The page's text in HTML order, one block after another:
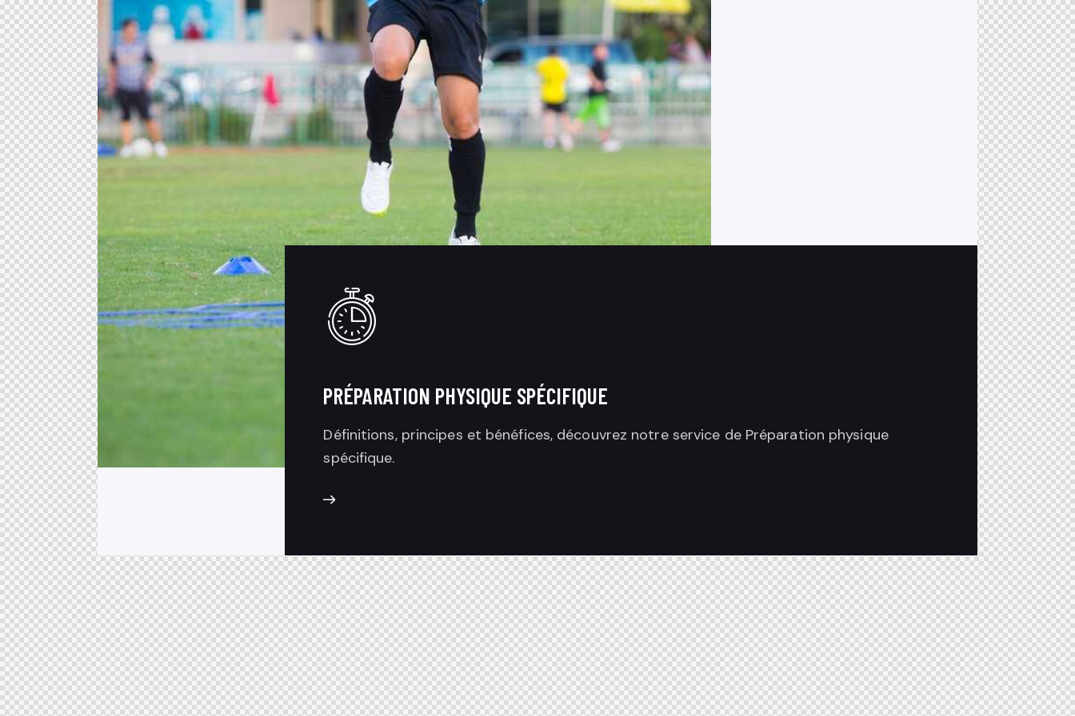
PRÉPARATION PHYSIQUE SPÉCIFIQUE
Définitions, principes et bénéfices, découvrez notre service de Préparation physique
spécifique.